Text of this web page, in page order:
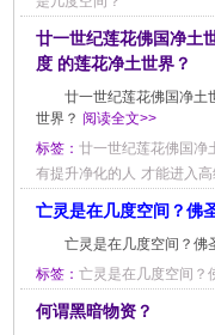
廿一世纪莲花佛国净土
度 的莲花净土世界？
廿一世纪莲花佛国净土
世界？ 阅读全文>>
标签： 廿一世纪莲花佛国净
有提升净化的人 才能进入
亡灵是在几度空间？佛
亡灵是在几度空间？佛
标签： 亡灵是在几度空间？
何谓黑暗物资？